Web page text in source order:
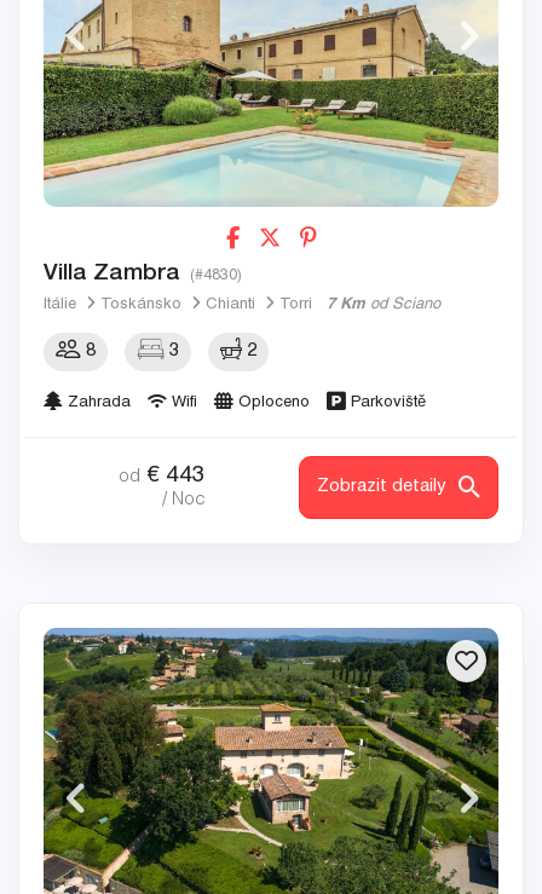
Villa Zambra (#4830)
Itálie Toskánsko Chianti Torri 7 Km od Sciano
8 3 2
Zahrada Wifi Oploceno Parkoviště
od € 443
/ Noc
Zobrazit detaily